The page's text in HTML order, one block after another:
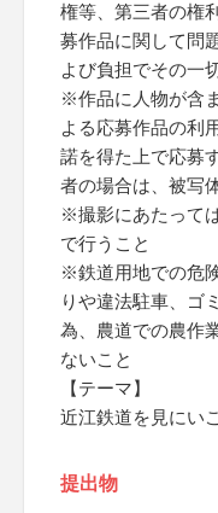
権等、第三者の権
募作品に関して問
よび負担でその一
※作品に人物が含
よる応募作品の利
諾を得た上で応募
者の場合は、被写
※撮影にあたって
で行うこと
※鉄道用地での危
りや違法駐車、ゴ
為、農道での農作
ないこと
【テーマ】
近江鉄道を見にい
提出物